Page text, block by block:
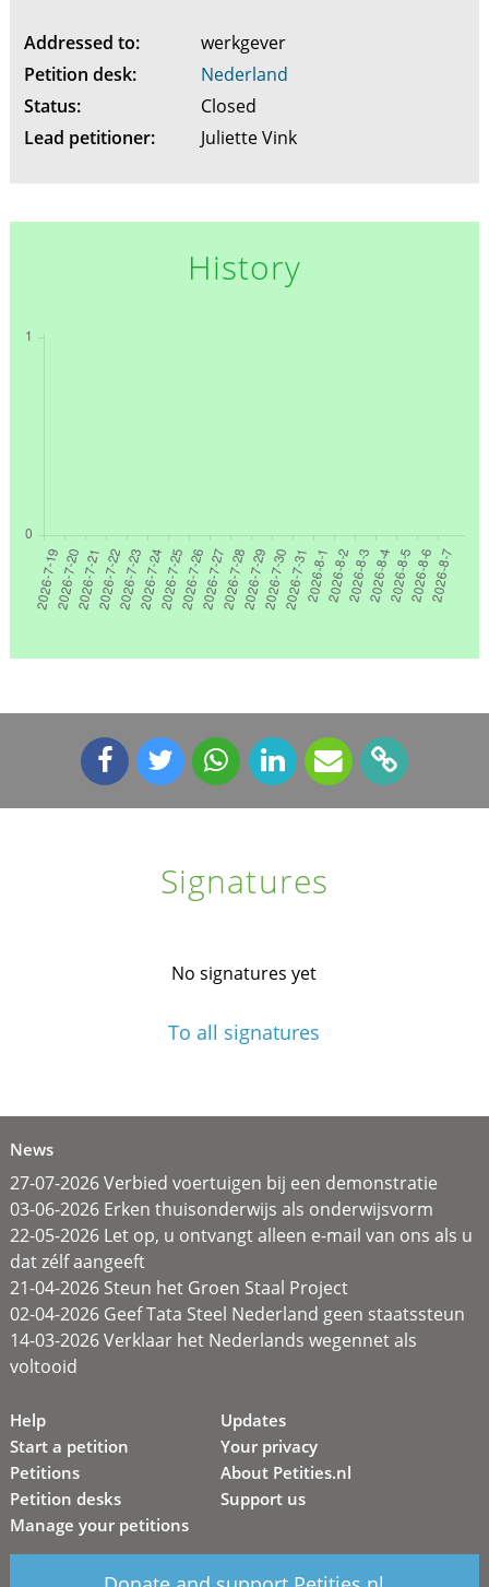
Addressed to:
werkgever
Petition desk:
Nederland
Status:
Closed
Lead petitioner:
Juliette Vink
History
Signatures
No signatures yet
To all signatures
News
27-07-2026 Verbied voertuigen bij een demonstratie
03-06-2026 Erken thuisonderwijs als onderwijsvorm
22-05-2026 Let op, u ontvangt alleen e-mail van ons als u
dat zélf aangeeft
21-04-2026 Steun het Groen Staal Project
02-04-2026 Geef Tata Steel Nederland geen staatssteun
14-03-2026 Verklaar het Nederlands wegennet als
voltooid
Help
Start a petition
Petitions
Petition desks
Manage your petitions
Updates
Your privacy
About Petities.nl
Support us